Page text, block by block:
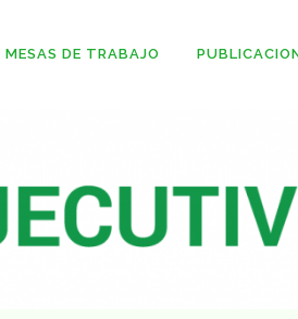
MESAS DE TRABAJO